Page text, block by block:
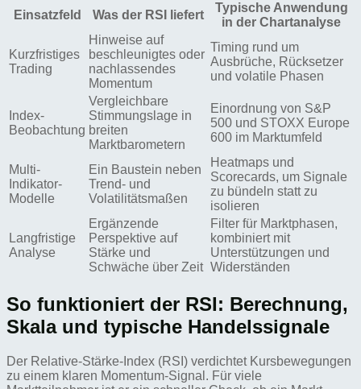
Einsatzfeld Was der RSI liefert
Typische Anwendung
in der Chartanalyse
Kurzfristiges
Trading
Hinweise auf
beschleunigtes oder
nachlassendes
Momentum
Timing rund um
Ausbrüche, Rücksetzer
und volatile Phasen
Index-
Beobachtung
Vergleichbare
Stimmungslage in
breiten
Marktbarometern
Einordnung von S&P
500 und STOXX Europe
600 im Marktumfeld
Multi-
Indikator-
Modelle
Ein Baustein neben
Trend- und
Volatilitätsmaßen
Heatmaps und
Scorecards, um Signale
zu bündeln statt zu
isolieren
Langfristige
Analyse
Ergänzende
Perspektive auf
Stärke und
Schwäche über Zeit
Filter für Marktphasen,
kombiniert mit
Unterstützungen und
Widerständen
So funktioniert der RSI: Berechnung,
Skala und typische Handelssignale
Der Relative-Stärke-Index (RSI) verdichtet Kursbewegungen
zu einem klaren Momentum-Signal. Für viele